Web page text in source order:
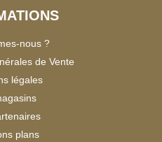
nous ?
de Vente
légales
plans